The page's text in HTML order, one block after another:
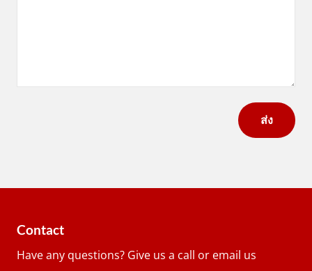
Contact
Have any questions? Give us a call or email us